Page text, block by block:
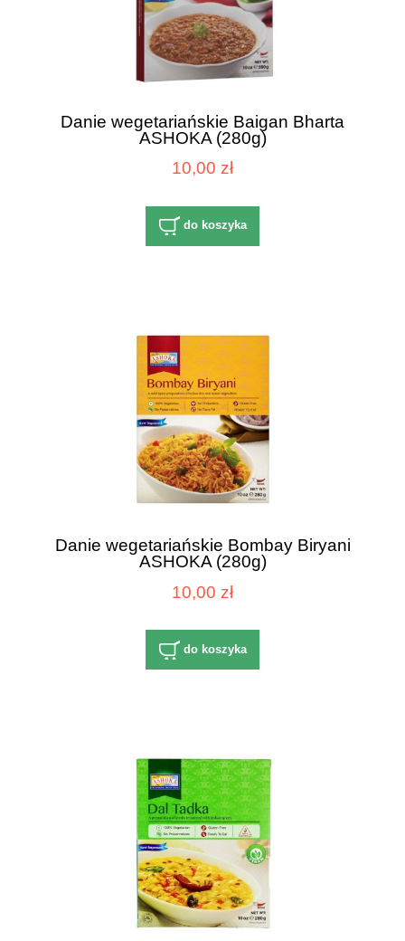
Danie wegetariańskie Baigan Bharta
ASHOKA (280g)
10,00 zł
do koszyka
Danie wegetariańskie Bombay Biryani
ASHOKA (280g)
10,00 zł
do koszyka